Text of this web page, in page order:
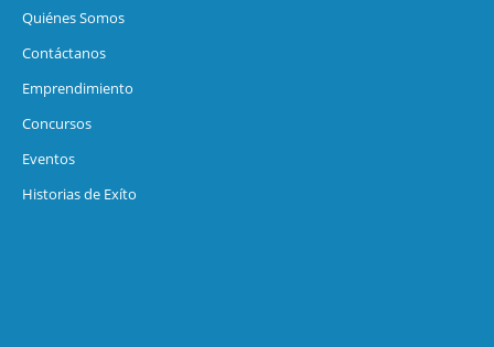
Quiénes Somos
Contáctanos
Emprendimiento
Concursos
Eventos
Historias de Exíto